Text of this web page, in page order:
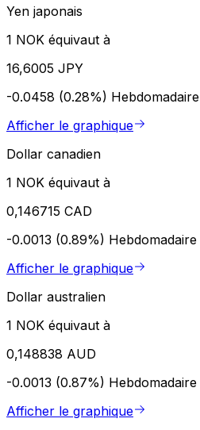
Yen japonais
1 NOK équivaut à
16,6005 JPY
-0.0458 (0.28%) Hebdomadaire
Afficher le graphique
Dollar canadien
1 NOK équivaut à
0,146715 CAD
-0.0013 (0.89%) Hebdomadaire
Afficher le graphique
Dollar australien
1 NOK équivaut à
0,148838 AUD
-0.0013 (0.87%) Hebdomadaire
Afficher le graphique